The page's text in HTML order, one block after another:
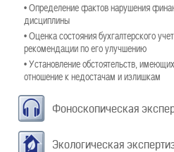
• Определение фактов нарушения
дисциплины
• Оценка состояния бухгалтерского
рекомендации по его улучшению
• Установление обстоятельств, имеющих
отношение к недостачам и излишкам
Фоноскопическая
Экологическая